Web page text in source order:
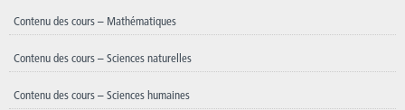
Contenu des cours – Mathématiques
Contenu des cours – Sciences naturelles
Contenu des cours – Sciences humaines